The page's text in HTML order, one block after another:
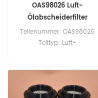
OAS98026 Luft-
Ölabscheiderfilter
OS5157
Teilenummer: OAS98026
Teiltyp: Luft-
Mindestbestellmenge: 20
Stück